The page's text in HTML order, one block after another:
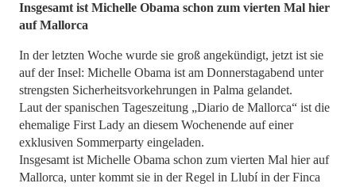
Insgesamt ist Michelle Obama schon zum vierten Mal hier
auf Mallorca
In der letzten Woche wurde sie groß angekündigt, jetzt ist sie
auf der Insel: Michelle Obama ist am Donnerstagabend unter
strengsten Sicherheitsvorkehrungen in Palma gelandet.
Laut der spanischen Tageszeitung „Diario de Mallorca“ ist die
ehemalige First Lady an diesem Wochenende auf einer
exklusiven Sommerparty eingeladen.
Insgesamt ist Michelle Obama schon zum vierten Mal hier auf
Mallorca, unter kommt sie in der Regel in Llubí in der Finca